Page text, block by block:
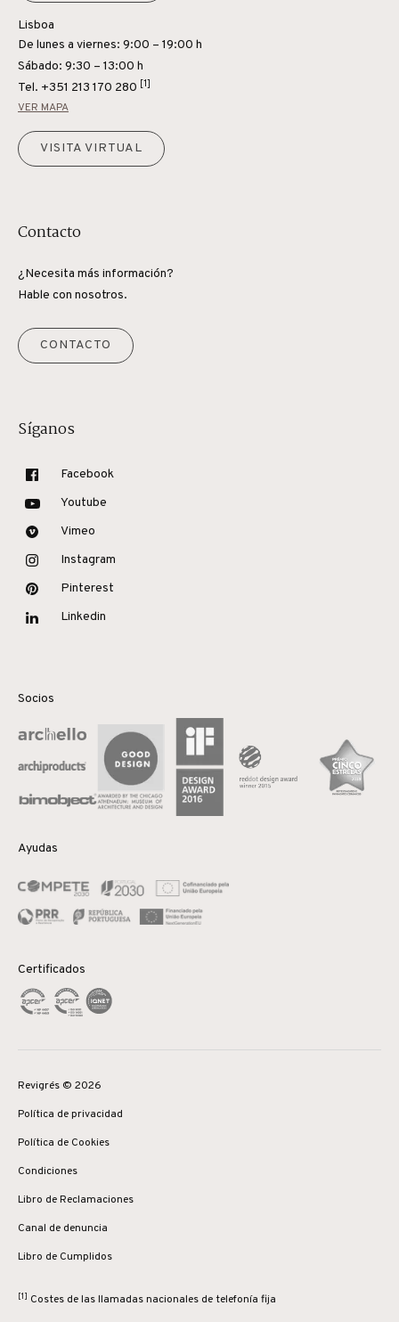
Lisboa
De lunes a viernes: 9:00 – 19:00 h
Sábado: 9:30 – 13:00 h
Tel. +351 213 170 280 [1]
VER MAPA
VISITA VIRTUAL
Contacto
¿Necesita más información?
Hable con nosotros.
CONTACTO
Síganos
Facebook
Youtube
Vimeo
Instagram
Pinterest
Linkedin
Socios
Ayudas
Certificados
Revigrés © 2026
Política de privacidad
Política de Cookies
Condiciones
Libro de Reclamaciones
Canal de denuncia
Libro de Cumplidos
[1] Costes de las llamadas nacionales de telefonía fija